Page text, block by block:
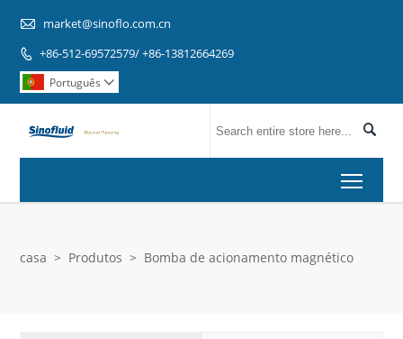
 market@sinoflo.com.cn
 +86-512-69572579/ +86-13812664269
Português 

casa > Produtos > Bomba de acionamento magnético